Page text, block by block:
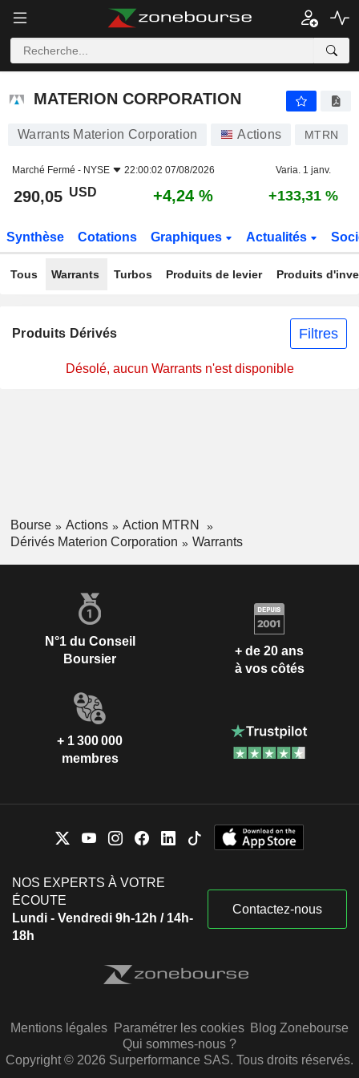
MATERION CORPORATION
MATERION CORPORATION
Warrants Materion Corporation Actions MTRN
Marché Fermé - NYSE 22:00:02 07/08/2026 Varia. 1 janv.
290,05 USD +4,24 % +133,31 %
Synthèse Cotations Graphiques Actualités
Tous Warrants Turbos Produits de levier Produits
Produits Dérivés Filtres
Désolé, aucun Warrants n'est disponible
Bourse Actions
Action MTRN
Dérivés Materion Corporation
Warrants
N°1 du Conseil
Boursier
+ de 20 ans
à vos côtés
+ 1 300 000
membres
NOS EXPERTS À VOTRE
ÉCOUTE
Lundi - Vendredi 9h-12h / 14h-
18h
Contactez-nous
Mentions légales Paramétrer les cookies Blog Zonebourse
Qui sommes-nous ?
Copyright © 2026 Surperformance SAS. Tous droits réservés.